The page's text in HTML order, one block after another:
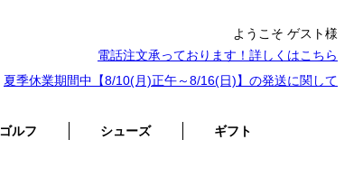
ようこそ ゲスト様
電話注文承っております！詳しくはこちら
夏季休業期間中【8/10(月)正午～8/16(日)】の発送に関して
ゴルフ シューズ ギフト